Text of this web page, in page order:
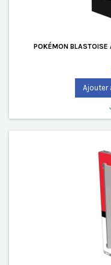
POKÉMON BLASTOISE
Ajouter